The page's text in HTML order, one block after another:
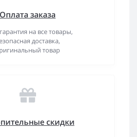
Оплата заказа
на все товары,
доставка,
товар
скидки